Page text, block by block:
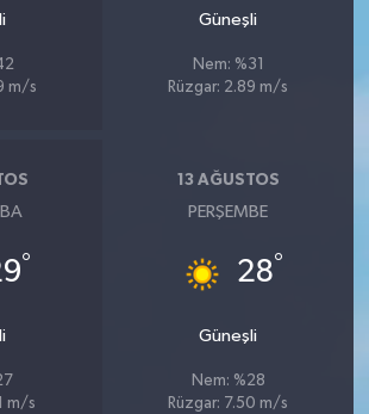
m/s
Güneşli
Nem: %31
Rüzgar: 2.89 m/s
°
m/s
13 AĞUSTOS
PERŞEMBE
28°
Güneşli
Nem: %28
Rüzgar: 7.50 m/s